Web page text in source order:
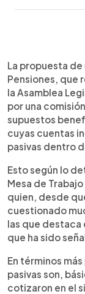
La propuesta
Pensiones, que
la Asamblea
por una
supuestos
cuyas cuentas
pasivas dentro
Esto según lo
Mesa de
quien, desde
cuestionado
las que
que ha sido
En términos
pasivas son,
cotizaron en el